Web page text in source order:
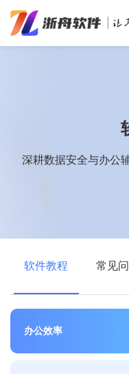
深耕数据安全与办公
软件教程 常见
办公效率